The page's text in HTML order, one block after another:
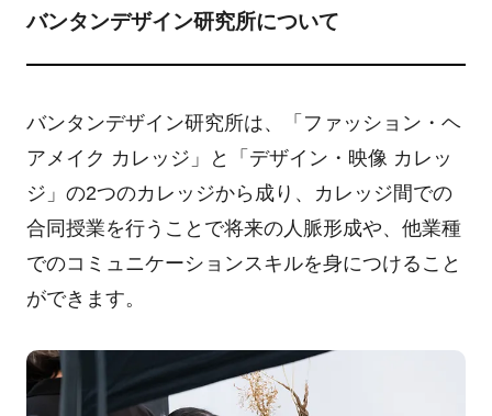
バンタンデザイン研究所について
バンタンデザイン研究所は、「ファッション・ヘ
アメイク カレッジ」と「デザイン・映像 カレッ
ジ」の2つのカレッジから成り、カレッジ間での
合同授業を行うことで将来の人脈形成や、他業種
でのコミュニケーションスキルを身につけること
ができます。